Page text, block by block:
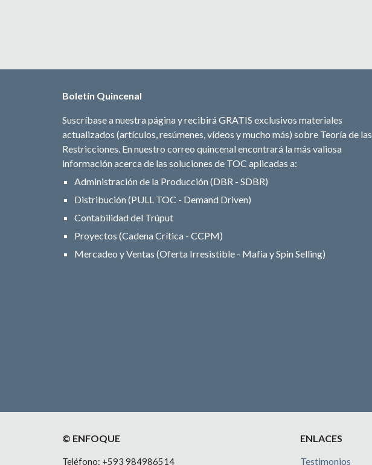
Boletín Quincenal
Suscríbase a nuestra página y recibirá GRATIS exclusivos materiales
actualizados (artículos, resúmenes, vídeos y mucho más) sobre Teoría de las
Restricciones. En nuestro correo quincenal encontrará la más valiosa
información acerca de las soluciones de TOC aplicadas a:
Administración de la Producción (DBR - SDBR)
Distribución (PULL TOC - Demand Driven)
Contabilidad del Trúput
Proyectos (Cadena Crítica - CCPM)
Mercadeo y Ventas (Oferta Irresistible - Mafia y Spin Selling)
© ENFOQUE
Teléfono: +593 984986514
ENLACES
Testimonios